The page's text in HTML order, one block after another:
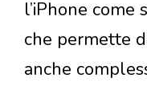
l’iPhone come
che permette
anche